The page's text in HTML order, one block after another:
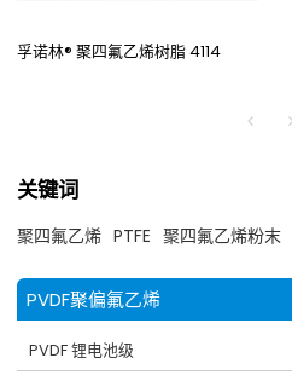
孚诺林® 聚四氟乙烯树脂 4114
关键词
聚四氟乙烯 PTFE 聚四氟乙烯粉末
PVDF聚偏氟乙烯
PVDF 锂电池级